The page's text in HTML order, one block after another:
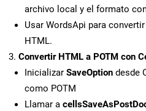
archivo local y el formato
Usar WordsApi para
HTML.
Convertir HTML a POTM con
Inicializar SaveOption desde
como POTM
Llamar a